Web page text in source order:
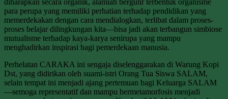
para perupa yang memiliki perhatian terhadap pendidikan yang
memerdekakan dengan cara mendialogkan, terlibat dalam proses-
proses belajar dilingkungan kita—bisa jadi akan terbangun simbiose
mutualisme terhadap kaya-karya senirupa yang mampu
menghadirkan inspirasi bagi pemerdekaan manusia.
Perhelatan CARAKA ini sengaja diselenggarakan di Warung Kopi
Dst, yang didirikan oleh suami-istri Orang Tua Siswa SALAM,
selain tempat ini menjadi ajang pertemuan bagi Keluarga SALAM
—semoga representatif dan mampu bermetamorfosis menjadi